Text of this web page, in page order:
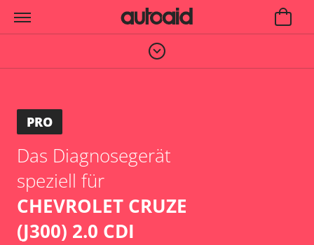
PRO
Das Diagnosegerät
speziell für
CHEVROLET CRUZE
(J300) 2.0 CDI